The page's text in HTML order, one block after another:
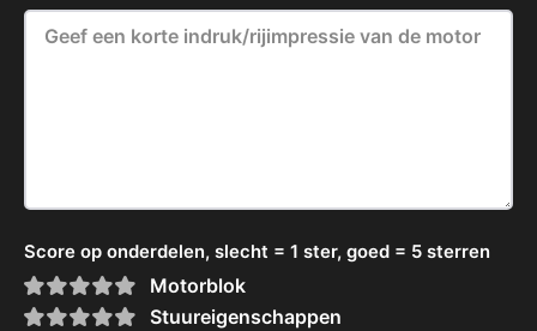
Score op onderdelen, slecht = 1 ster, goed = 5 sterren
Motorblok
Stuureigenschappen